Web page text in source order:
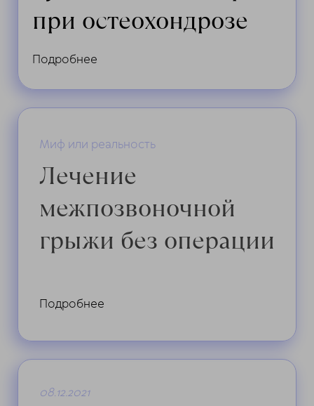
при остеохондрозе
Подробнее
Миф или реальность
Лечение
межпозвоночной
грыжи без операции
Подробнее
08.12.2021